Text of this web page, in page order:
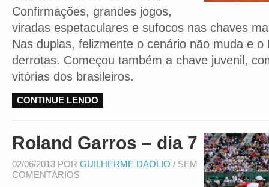
Confirmações, grandes jogos,
viradas espetaculares e sufocos nas chaves
Nas duplas, felizmente o cenário não muda e o
derrotas. Começou também a chave juvenil,
vitórias dos brasileiros.
CONTINUE LENDO
Roland Garros – dia 7
02/06/2013 POR GUILHERME DAOLIO / SEM
COMENTÁRIOS